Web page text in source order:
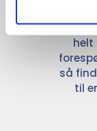
idé
helt
så
til